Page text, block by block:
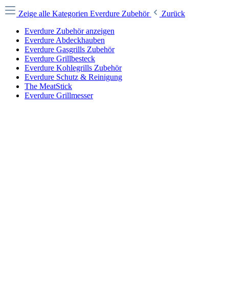
Zeige alle Kategorien Everdure Zubehör
Zurück
Everdure Zubehör anzeigen
Everdure Abdeckhauben
Everdure Gasgrills Zubehör
Everdure Grillbesteck
Everdure Kohlegrills Zubehör
Everdure Schutz & Reinigung
The MeatStick
Everdure Grillmesser